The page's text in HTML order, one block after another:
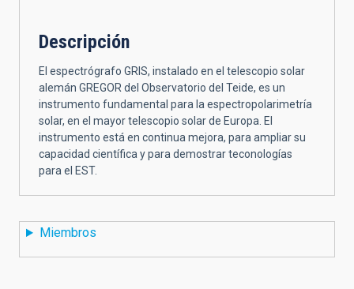
Descripción
El espectrógrafo GRIS, instalado en el telescopio solar
alemán GREGOR del Observatorio del Teide, es un
instrumento fundamental para la espectropolarimetría
solar, en el mayor telescopio solar de Europa. El
instrumento está en continua mejora, para ampliar su
capacidad científica y para demostrar teconologías
para el EST.
Miembros